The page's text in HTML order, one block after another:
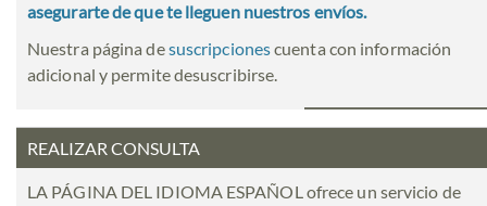
asegurarte de que te lleguen nuestros envíos.
Nuestra página desuscripcionescuenta con información
adicional y permite desuscribirse.
REALIZAR CONSULTA
LA PÁGINA DEL IDIOMA ESPAÑOL ofrece un servicio de